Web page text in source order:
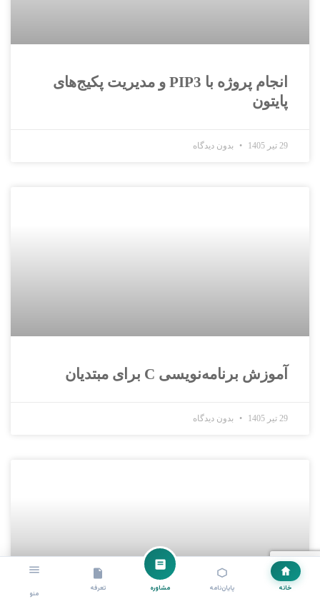
خانه پایان‌نامه مشاوره تعرفه
منو
انجام پروژه با PIP3 و مدیریت پکیج‌های
پایتون
29 تیر 1405 بدون دیدگاه
آموزش برنامه‌نویسی C برای مبتدیان
29 تیر 1405 بدون دیدگاه